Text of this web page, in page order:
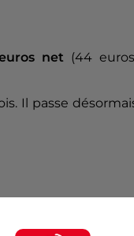
net (44
Il passe
ce 1
la CGT, cette